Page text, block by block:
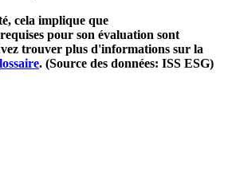
cela implique que
pour son évaluation sont
trouver plus d'informations sur la
. (Source des données: ISS ESG)